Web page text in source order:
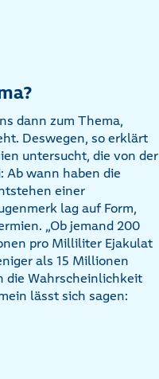
dann zum Thema,
Deswegen, so erklärt
untersucht, die von der
Ab wann haben die
einer
lag auf Form,
„Ob jemand 200
pro Milliliter Ejakulat
als 15 Millionen
die Wahrscheinlichkeit
lässt sich sagen: